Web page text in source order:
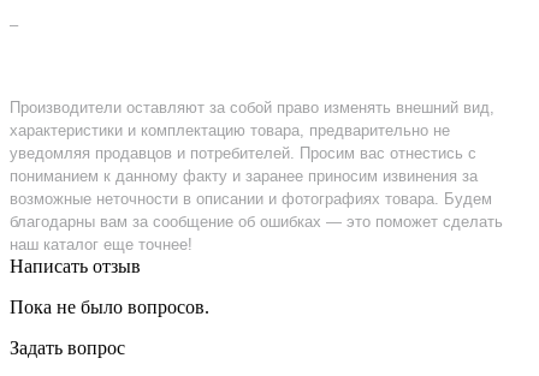
–
Производители оставляют за собой право изменять внешний вид,
характеристики и комплектацию товара, предварительно не
уведомляя продавцов и потребителей. Просим вас отнестись с
пониманием к данному факту и заранее приносим извинения за
возможные неточности в описании и фотографиях товара. Будем
благодарны вам за сообщение об ошибках — это поможет сделать
наш каталог еще точнее!
Написать отзыв
Пока не было вопросов.
Задать вопрос